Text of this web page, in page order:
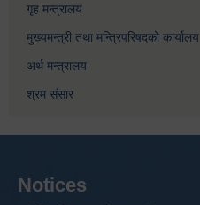
गृह मन्त्रालय
मुख्यमन्त्री तथा मन्त्रिपरिषदको कार्यालय
अर्थ मन्त्रालय
श्रम संसार
Notices